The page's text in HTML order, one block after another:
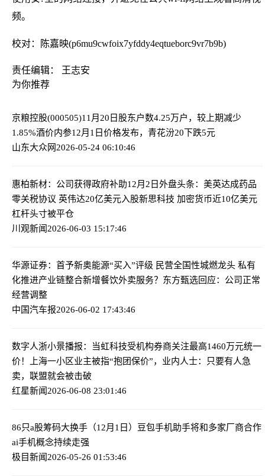
频。
校对：陈嘉映(p6mu9cwfoix7yfddy4eqtueborc9vr7b9b)
责任编辑： 王志安
为你推荐
京粮控股(000505)11月20日股东户数4.25万户，较上期减少
1.85%酒价内参12月1日价格发布，青花汾20下跌5元
山东大众网2026-05-24 06:10:46
惠柏新材：公司获得政府补助12月2日外盘头条：美英达成药品
零关税协议 英伟达20亿美元入股新思科技 加密货币近10亿美元
杠杆头寸被平仓
川观新闻2026-06-03 15:17:46
华源证券：首予新奥能源“买入”评级 民营全国性城燃龙头 私有
化推进产业链整合新增餐饮外卖服务？东方甄选回应：公司正常
经营调整
中国汽车报2026-06-02 17:43:46
数字人浙小景播报：当虹科技受机构券商关注最高1460万元统一
价！上海一小区业主被指“抱团保价”，业内人士：只要有人急
卖，联盟就会被击破
红星新闻2026-06-08 23:01:46
86只a股筹码大换手（12月1日） 豆包手机助手将和多家厂商合作
ai手机概念持续走强
极目新闻2026-05-26 01:53:46